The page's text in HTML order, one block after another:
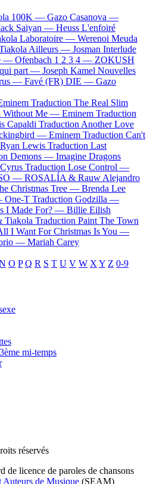
100K — Gazo Casanova —
Saiyan — Heuss L'enfoiré
Laboratoire — Werenoi Meuda
Ailleurs — Josman Interlude
— Ofenbach 1 2 3 4 — ZOKUSH
part — Joseph Kamel Nouvelles
— Favé (FR) DIE — Gazo
Traduction The Real Slim
Without Me — Eminem Traduction
Capaldi Traduction Another Love
— Eminem Traduction Can't
Lewis Traduction Last
Demons — Imagine Dragons
Traduction Lose Control —
— ROSALÍA & Rauw Alejandro
Christmas Tree — Brenda Lee
One-T Traduction Godzilla —
I Made For? — Billie Eilish
Tiakola Traduction Paint The Town
I Want For Christmas Is You —
— Mariah Carey
O P Q R S T U V W X Y Z 0-9
mi-temps
réservés
de licence de paroles de chansons
Auteurs de Musique (SEAM)